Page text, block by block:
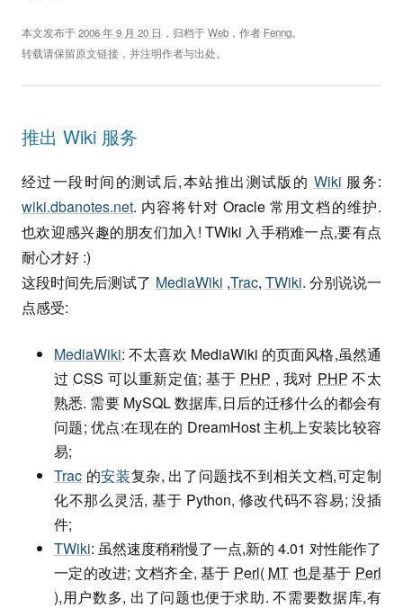
本文发布于2006 年 9 月 20 日 ，归档于Web ，作者 Fenng。
转载请保留原文链接，并注明作者与出处。
推出 Wiki 服务
经过一段时间的测试后,本站推出测试版的 Wiki 服务:
wiki.dbanotes.net. 内容将针对 Oracle 常用文档的维护.
也欢迎感兴趣的朋友们加入! TWiki 入手稍难一点,要有点
耐心才好 :)
这段时间先后测试了 MediaWiki ,Trac, TWiki. 分别说说一
点感受:
MediaWiki: 不太喜欢 MediaWiki 的页面风格,虽然通
过CSS 可以重新定值; 基于 PHP , 我对 PHP 不太
熟悉. 需要 MySQL 数据库,日后的迁移什么的都会有
问题; 优点:在现在的 DreamHost 主机上安装比较容
易;
Trac 的安装复杂, 出了问题找不到相关文档,可定制
化不那么灵活, 基于 Python, 修改代码不容易; 没插
件;
TWiki: 虽然速度稍稍慢了一点,新的 4.01 对性能作了
一定的改进; 文档齐全, 基于 Perl( MT 也是基于 Perl
),用户数多, 出了问题也便于求助. 不需要数据库,有